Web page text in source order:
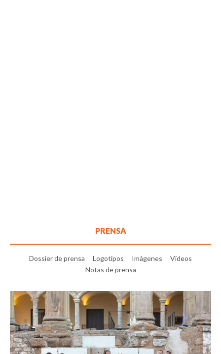
PRENSA
Dossier de prensa Logotipos Imágenes
Vídeos
Notas de prensa